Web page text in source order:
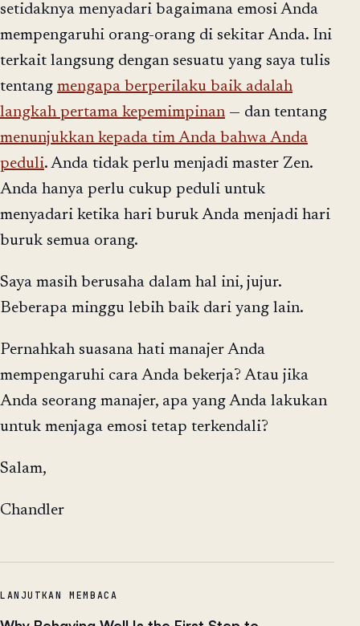
setidaknya menyadari bagaimana emosi Anda
mempengaruhi orang-orang di sekitar Anda. Ini
terkait langsung dengan sesuatu yang saya tulis
tentang mengapa berperilaku baik adalah
langkah pertama kepemimpinan— dan tentang
menunjukkan kepada tim Anda bahwa Anda
peduli. Anda tidak perlu menjadi master Zen.
Anda hanya perlu cukup peduli untuk
menyadari ketika hari buruk Anda menjadi hari
buruk semua orang.
Saya masih berusaha dalam hal ini, jujur.
Beberapa minggu lebih baik dari yang lain.
Pernahkah suasana hati manajer Anda
mempengaruhi cara Anda bekerja? Atau jika
Anda seorang manajer, apa yang Anda lakukan
untuk menjaga emosi tetap terkendali?
Salam,
Chandler
LANJUTKAN MEMBACA